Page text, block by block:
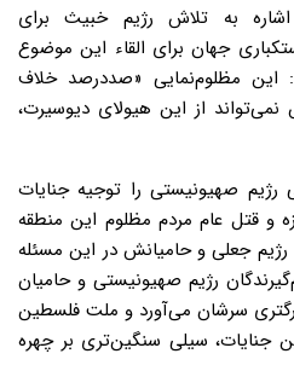
به تلاش رژیم خبیث برای
جهان برای القاء این موضوع
این مظلوم‌نمایی «صددرصد خلاف
از این هیولای دیوسیرت،
رژیم صهیونیستی را توجیه جنایات
و قتل عام مردم مظلوم این منطقه
رژیم جعلی و حامیانش در این مسئله
رژیم صهیونیستی و حامیان
سرشان می‌آورد و ملت فلسطین
جنایات، سیلی سنگین‌تری بر چهره